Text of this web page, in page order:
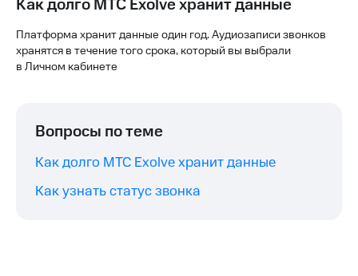
Как долго МТС Exolve хранит данные
Платформа хранит данные один год. Аудиозаписи звонков
хранятся в течение того срока, который вы выбрали
в Личном кабинете
Вопросы по теме
Как долго МТС Exolve хранит данные
Как узнать статус звонка